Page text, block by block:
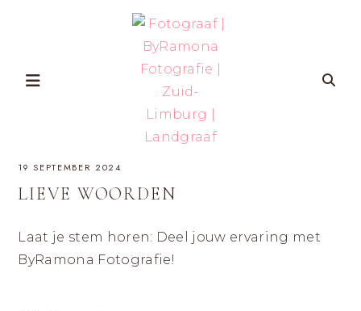
|
FOTOGRAFIE
|
IN
ZUID-
VROUWEN
DIE
ZICHZELF
ÉCHT
19 SEPTEMBER 2024
LIEVE WOORDEN
Laat je stem horen: Deel jouw ervaring met
ByRamona Fotografie!